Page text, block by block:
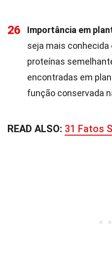
26 Importância em
seja mais conhecida
proteínas
encontradas em
função conservada
READ ALSO: 31 Fatos